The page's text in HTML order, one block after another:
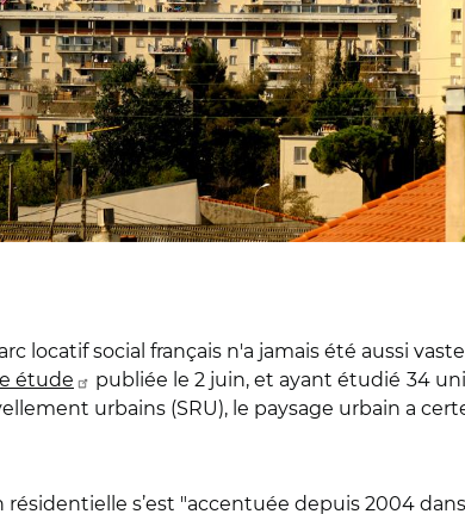
locatif social français n'a jamais été aussi
étude publiée le 2 juin, et ayant étudié 34
urbains (SRU), le paysage urbain a
s’est "accentuée depuis 2004